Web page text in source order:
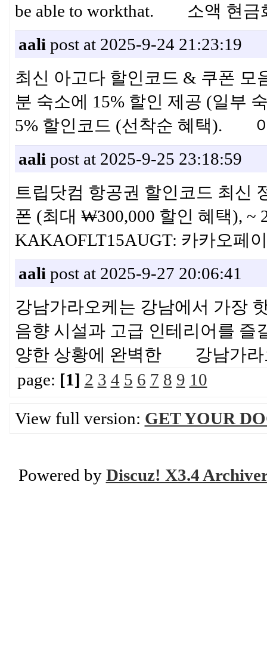
be able to workthat. 소액 현금
aali post at 2025-9-24 21:23:19
최신 아고다 할인코드 & 쿠폰 모
분 숙소에 15% 할인 제공 (일부
5% 할인코드 (선착순 혜택).
aali post at 2025-9-25 23:18:59
트립닷컴 항공권 할인코드 최신
폰 (최대 ₩300,000 할인 혜택), ~
KAKAOFLT15AUGT: 카카오
aali post at 2025-9-27 20:06:41
강남가라오케는 강남에서 가장
음향 시설과 고급 인테리어를 즐
양한 상황에 완벽한 강남가라
page: [1] 2 3 4 5 6 7 8 9 10
View full version: GET YOUR
Powered by Discuz! X3.4